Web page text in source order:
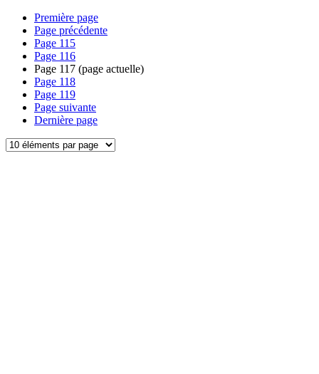
Première page
Page précédente
Page 115
Page 116
Page 117 (page actuelle)
Page 118
Page 119
Page suivante
Dernière page